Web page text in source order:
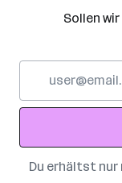
Sollen
Adresse
Du erhältst nur